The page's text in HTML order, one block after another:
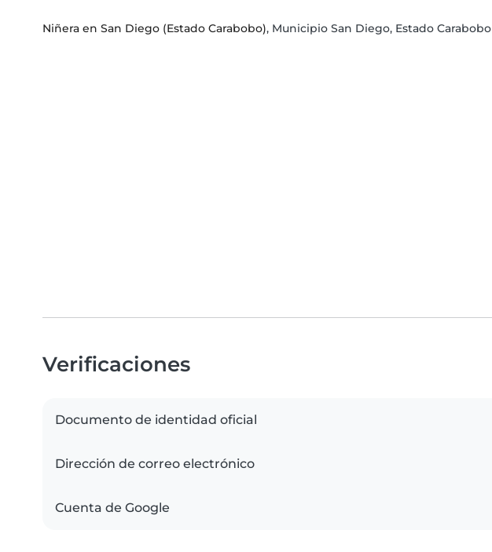
Niñera en San Diego (Estado Carabobo), Municipio San Diego, Estado Carabobo
Verificaciones
Documento de identidad oficial
Dirección de correo electrónico
Cuenta de Google